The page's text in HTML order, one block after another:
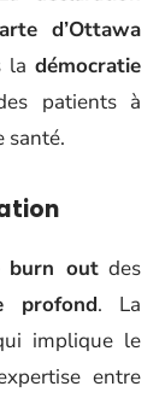
d’Ottawa
la démocratie
patients à
santé.
burn outdes
profond. La
implique le
entre